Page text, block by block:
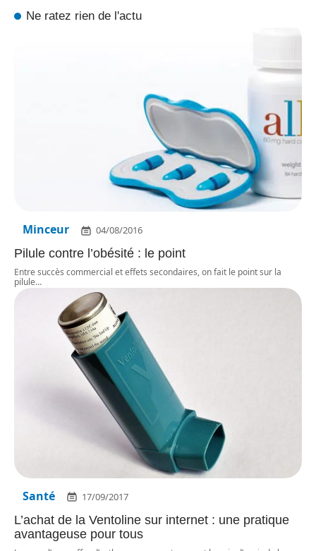
Ne ratez rien de l'actu
Minceur 04/08/2016
Pilule contre l’obésité : le point
Entre succès commercial et effets secondaires, on fait le point sur la
pilule…
Santé 17/09/2017
L’achat de la Ventoline sur internet : une pratique
avantageuse pour tous